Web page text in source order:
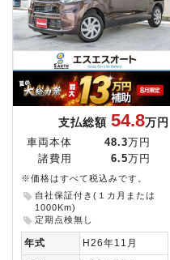
支払総額 54.8万円
車両本体 48.3万円
諸費用
6.5万円
※価格はすべて税込みです。
自社保証付き(１カ月または
1000Km)
定期点検無し
年式
H26年11月